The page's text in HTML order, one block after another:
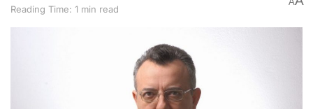
Reading Time: 1 min read